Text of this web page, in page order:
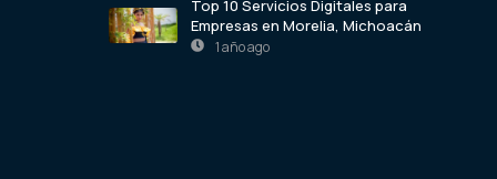
Top 10 Servicios Digitales para
Empresas en Morelia, Michoacán
1 año ago